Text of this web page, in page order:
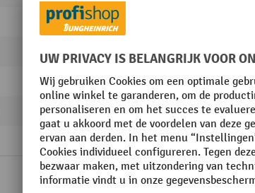
3
Staal
verchroomd
rood
110 kg